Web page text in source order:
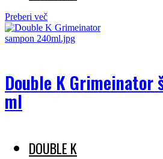
Preberi več
Double K Grimeinator
ml
DOUBLE K